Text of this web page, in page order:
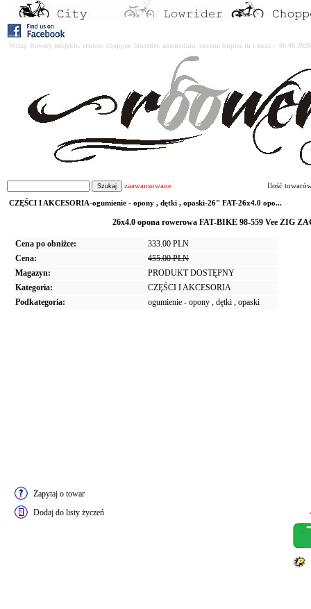
Witaj. Rowery miejskie, cruiser, chopper, lowrider, amsterdam, custom kupisz tu i teraz : 06-08-
zaawansowane Ilość
CZĘŚCI I AKCESORIA-ogumienie - opony , dętki , opaski-26" FAT-26x4.0 opo...
26x4.0 opona rowerowa FAT-BIKE 98-559 Vee ZIG
Cena po obniżce:
333.00 PLN
Cena:
455.00 PLN
Magazyn:
PRODUKT DOSTĘPNY
Kategoria:
CZĘŚCI I AKCESORIA
Podkategoria:
ogumienie - opony , dętki , opaski
Zapytaj o towar
Dodaj do listy życzeń